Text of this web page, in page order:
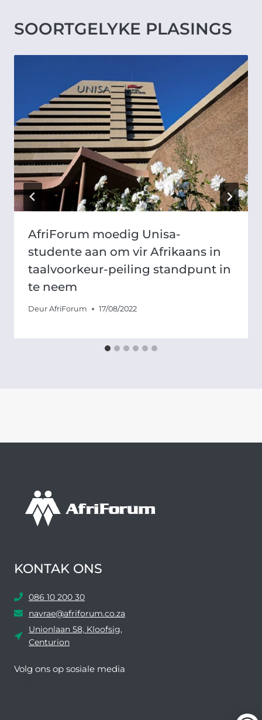
SOORTGELYKE PLASINGS
AfriForum moedig Unisa-
studente aan om vir Afrikaans in
taalvoorkeur-peiling standpunt in
te neem
Deur AfriForum 17/08/2022
KONTAK ONS
086 10 200 30
navrae@afriforum.co.za
Unionlaan 58, Kloofsig,
Centurion
Volg ons ​​op sosiale media